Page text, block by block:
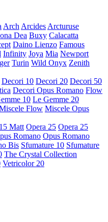
Arch Arcides Arcturuse
Dea Buxy Calacatta
Daino Lienzo Famous
Infinity Joya Mia Newport
Turin Wild Onyx Zenith
Decori 10 Decori 20 Decori 50
Decori Opus Romano Flow
10 Le Gemme 20
Flow Miscele Opus
Matt Opera 25 Opera 25
Romano Opus Romano
Bis Sfumature 10 Sfumature
The Crystal Collection
Vetricolor 20